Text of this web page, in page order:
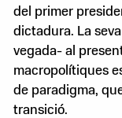
del primer
dictadura. La
vegada- al
macropolítiques
de paradigma,
transició.